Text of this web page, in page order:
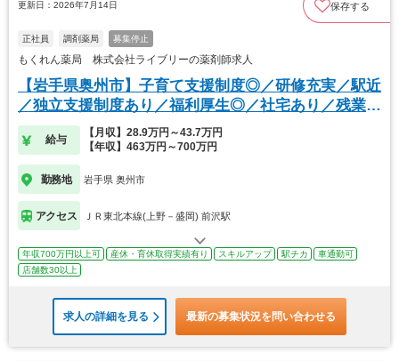
更新日：2026年7月14日 保存する
正社員 調剤薬局 募集停止
もくれん薬局 株式会社ライブリーの薬剤師求人
【岩手県奥州市】子育て支援制度◎／研修充実／駅近
／独立支援制度あり／福利厚生◎／社宅あり／残業少
なめ
給与
【月収】28.9万円～43.7万円
【年収】463万円～700万円
勤務地 岩手県 奥州市
アクセス ＪＲ東北本線(上野－盛岡) 前沢駅
年収700万円以上可 産休・育休取得実績有り スキルアップ 駅チカ
車通勤可
店舗数30以上
求人の詳細を見る 最新の募集状況を問い合わせる